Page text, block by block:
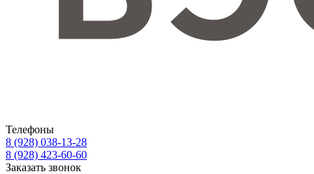
Телефоны
8 (928) 038-13-28
8 (928) 423-60-60
Заказать звонок